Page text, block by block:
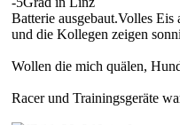
Batterie ausgebaut.Volles
und die Kollegen zeigen
Wollen die mich quälen,
Racer und Trainingsgeräte